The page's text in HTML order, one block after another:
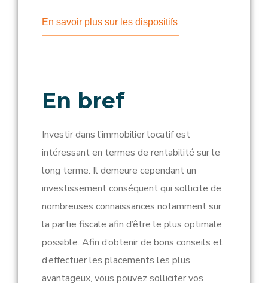
En savoir plus sur les dispositifs
En bref
Investir dans l’immobilier locatif est
intéressant en termes de rentabilité sur le
long terme. Il demeure cependant un
investissement conséquent qui sollicite de
nombreuses connaissances notamment sur
la partie fiscale afin d’être le plus optimale
possible. Afin d’obtenir de bons conseils et
d’effectuer les placements les plus
avantageux, vous pouvez solliciter vos